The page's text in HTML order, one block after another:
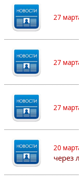
27
27
27
20
через